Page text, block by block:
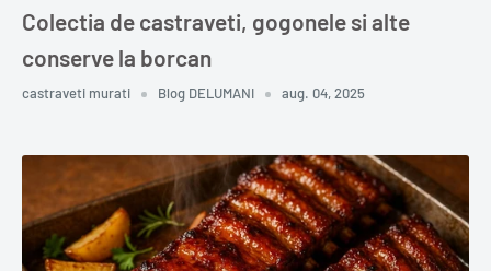
Colectia de castraveti, gogonele si alte
conserve la borcan
castraveti murati Blog DELUMANI aug. 04, 2025